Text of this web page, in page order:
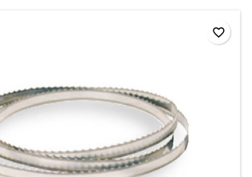
favorite_border